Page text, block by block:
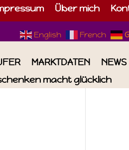
Über mich
English French
MARKTDATEN NEWS
schenken macht glücklich